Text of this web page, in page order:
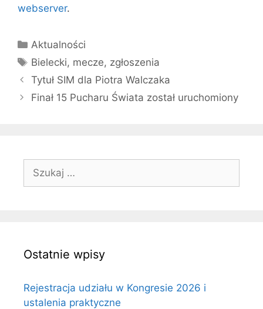
webserver.
Kategorie
Aktualności
Tagi
Bielecki, mecze, zgłoszenia
Tytuł SIM dla Piotra Walczaka
Finał 15 Pucharu Świata został uruchomiony
Ostatnie wpisy
Rejestracja udziału w Kongresie 2026 i
ustalenia praktyczne